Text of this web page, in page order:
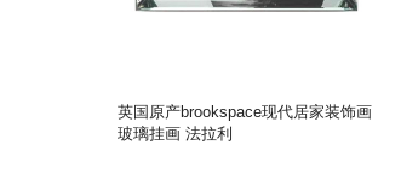
英国原产brookspace现代居家装饰画
玻璃挂画 法拉利